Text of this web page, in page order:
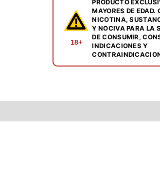
18+
PRODUCTO
MAYORES DE EDAD.
NICOTINA,
Y NOCIVA PARA LA
DE CONSUMIR,
INDICACIONES Y